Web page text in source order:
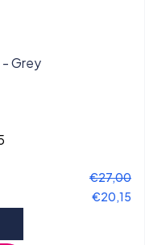
- Grey
€27,00
€20,15